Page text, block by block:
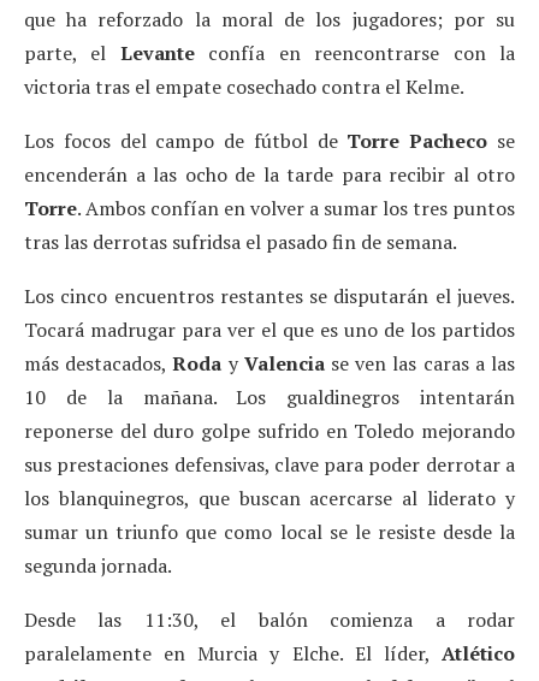
que ha reforzado la moral de los jugadores; por su
parte, el Levanteconfía en reencontrarse con la
victoria tras el empate cosechado contra el Kelme.
Los focos del campo de fútbol de Torre Pacheco se
encenderán a las ocho de la tarde para recibir al otro
Torre. Ambos confían en volver a sumar los tres puntos
tras las derrotas sufridsa el pasado fin de semana.
Los cinco encuentros restantes se disputarán el jueves.
Tocará madrugar para ver el que es uno de los partidos
más destacados,Roda yValenciase ven las caras a las
10 de la mañana. Los gualdinegros intentarán
reponerse del duro golpe sufrido en Toledo mejorando
sus prestaciones defensivas, clave para poder derrotar a
los blanquinegros, que buscan acercarse al liderato y
sumar un triunfo que como local se le resiste desde la
segunda jornada.
Desde las 11:30, el balón comienza a rodar
paralelamente en Murcia y Elche. El líder, Atlético